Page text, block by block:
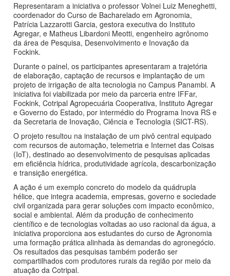
Representaram a iniciativa o professor Volnei Luiz Meneghetti,
coordenador do Curso de Bacharelado em Agronomia,
Patrícia Lazzarotti Garcia, gestora executiva do Instituto
Agregar, e Matheus Libardoni Meotti, engenheiro agrônomo
da área de Pesquisa, Desenvolvimento e Inovação da
Fockink.
Durante o painel, os participantes apresentaram a trajetória
de elaboração, captação de recursos e implantação de um
projeto de irrigação de alta tecnologia no Campus Panambi. A
iniciativa foi viabilizada por meio da parceria entre IFFar,
Fockink, Cotripal Agropecuária Cooperativa, Instituto Agregar
e Governo do Estado, por intermédio do Programa Inova RS e
da Secretaria de Inovação, Ciência e Tecnologia (SICT-RS).
O projeto resultou na instalação de um pivô central equipado
com recursos de automação, telemetria e Internet das Coisas
(IoT), destinado ao desenvolvimento de pesquisas aplicadas
em eficiência hídrica, produtividade agrícola, descarbonização
e transição energética.
A ação é um exemplo concreto do modelo da quádrupla
hélice, que integra academia, empresas, governo e sociedade
civil organizada para gerar soluções com impacto econômico,
social e ambiental. Além da produção de conhecimento
científico e de tecnologias voltadas ao uso racional da água, a
iniciativa proporciona aos estudantes do curso de Agronomia
uma formação prática alinhada às demandas do agronegócio.
Os resultados das pesquisas também poderão ser
compartilhados com produtores rurais da região por meio da
atuação da Cotripal.